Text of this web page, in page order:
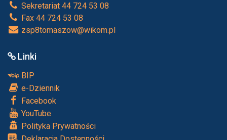
Sekretariat 44 724 53 08
Fax 44 724 53 08
zsp8tomaszow@wikom.pl
Linki
BIP
e-Dziennik
Facebook
YouTube
Polityka Prywatności